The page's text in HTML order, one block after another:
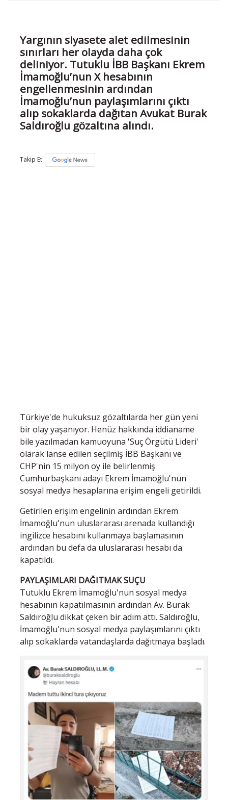
Yargının siyasete alet edilmesinin
sınırları her olayda daha çok
deliniyor. Tutuklu İBB Başkanı Ekrem
İmamoğlu’nun X hesabının
engellenmesinin ardından
İmamoğlu’nun paylaşımlarını çıktı
alıp sokaklarda dağıtan Avukat Burak
Saldıroğlu gözaltına alındı.
Takip Et
Türkiye'de hukuksuz gözaltılarda her gün yeni
bir olay yaşanıyor. Henüz hakkında iddianame
bile yazılmadan kamuoyuna 'Suç Örgütü Lideri'
olarak lanse edilen seçilmiş İBB Başkanı ve
CHP'nin 15 milyon oy ile belirlenmiş
Cumhurbaşkanı adayı Ekrem İmamoğlu'nun
sosyal medya hesaplarına erişim engeli getirildi.
Getirilen erişim engelinin ardından Ekrem
İmamoğlu'nun uluslararası arenada kullandığı
ingilizce hesabını kullanmaya başlamasının
ardından bu defa da uluslararası hesabı da
kapatıldı.
PAYLAŞIMLARI DAĞITMAK SUÇU
Tutuklu Ekrem İmamoğlu'nun sosyal medya
hesabının kapatılmasının ardından Av. Burak
Saldıroğlu dikkat çeken bir adım attı. Saldıroğlu,
İmamoğlu'nun sosyal medya paylaşımlarını çıktı
alıp sokaklarda vatandaşlarda dağıtmaya başladı.